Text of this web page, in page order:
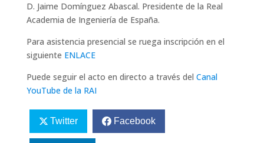
D. Jaime Domínguez Abascal. Presidente de la Real
Academia de Ingeniería de España.
Para asistencia presencial se ruega inscripción en el
siguiente ENLACE
Puede seguir el acto en directo a través del Canal
YouTube de la RAI
Twitter Facebook